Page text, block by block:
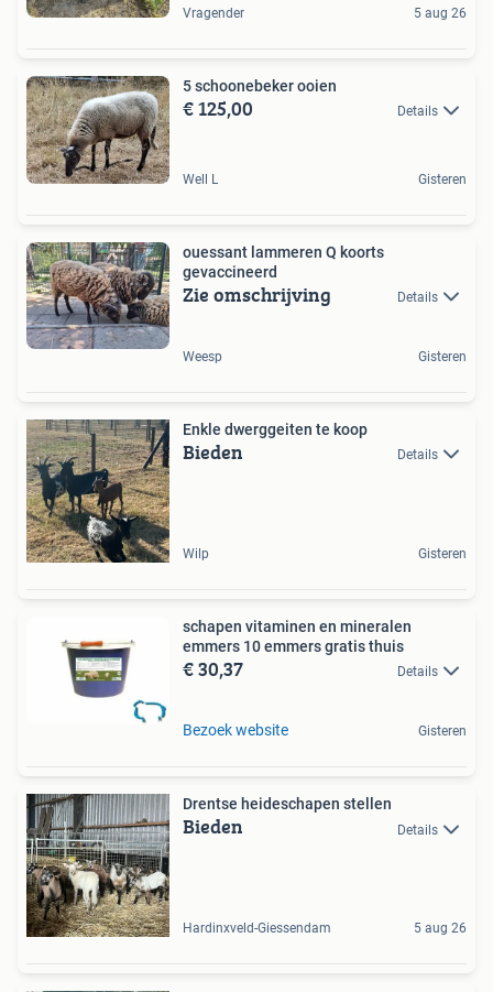
Vragender 5 aug 26
5 schoonebeker ooien
€ 125,00 Details
Well L Gisteren
ouessant lammeren Q koorts
gevaccineerd
Zie omschrijving Details
Weesp Gisteren
Enkle dwerggeiten te koop
Bieden Details
Wilp Gisteren
schapen vitaminen en mineralen
emmers 10 emmers gratis thuis
€ 30,37 Details
Bezoek website Gisteren
Drentse heideschapen stellen
Bieden Details
Hardinxveld-Giessendam 5 aug 26